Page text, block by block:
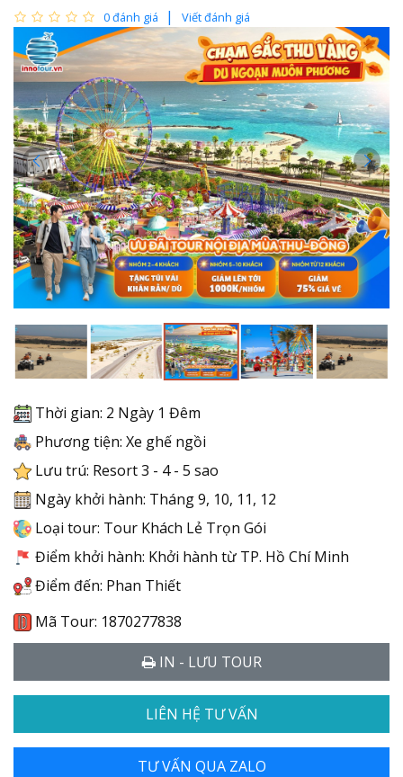
0 đánh giá Viết đánh giá
Thời gian: 2 Ngày 1 Đêm
Phương tiện: Xe ghế ngồi
Lưu trú: Resort 3 - 4 - 5 sao
Ngày khởi hành: Tháng 9, 10, 11, 12
Loại tour: Tour Khách Lẻ Trọn Gói
Điểm khởi hành: Khởi hành từ TP. Hồ Chí Minh
Điểm đến: Phan Thiết
Mã Tour: 1870277838
IN - LƯU TOUR
LIÊN HỆ TƯ VẤN
TƯ VẤN QUA ZALO